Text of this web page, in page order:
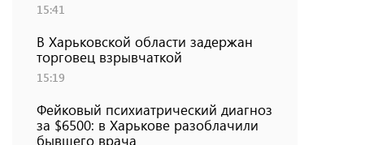
15:41
В Харьковской области задержан
торговец взрывчаткой
15:19
Фейковый психиатрический диагноз
за $6500: в Харькове разоблачили
бывшего врача